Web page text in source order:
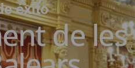
éxito
de les